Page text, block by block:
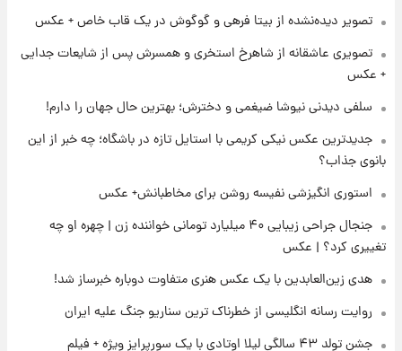
جدول
جهانی در آمریکا + فیلم
انقلاب/ویدیو
تصویر دیده‌نشده از بیتا فرهی و گوگوش در یک قاب خاص + عکس
تصویری عاشقانه از شاهرخ استخری و همسرش پس از شایعات جدایی
+ عکس
سلفی دیدنی نیوشا ضیغمی و دخترش؛ بهترین حال جهان را دارم!
جدیدترین عکس نیکی کریمی با استایل تازه در باشگاه؛ چه خبر از این
بانوی جذاب؟
استوری انگیزشی نفیسه روشن برای مخاطبانش+ عکس
جنجال جراحی زیبایی ۴۰ میلیارد تومانی خواننده زن | چهره او چه
تغییری کرد؟ | عکس
هدی زین‌العابدین با یک عکس هنری متفاوت دوباره خبرساز شد!
روایت رسانه انگلیسی از خطرناک ترین سناریو جنگ علیه ایران
جشن تولد ۴۳ سالگی لیلا اوتادی با یک سورپرایز ویژه + فیلم